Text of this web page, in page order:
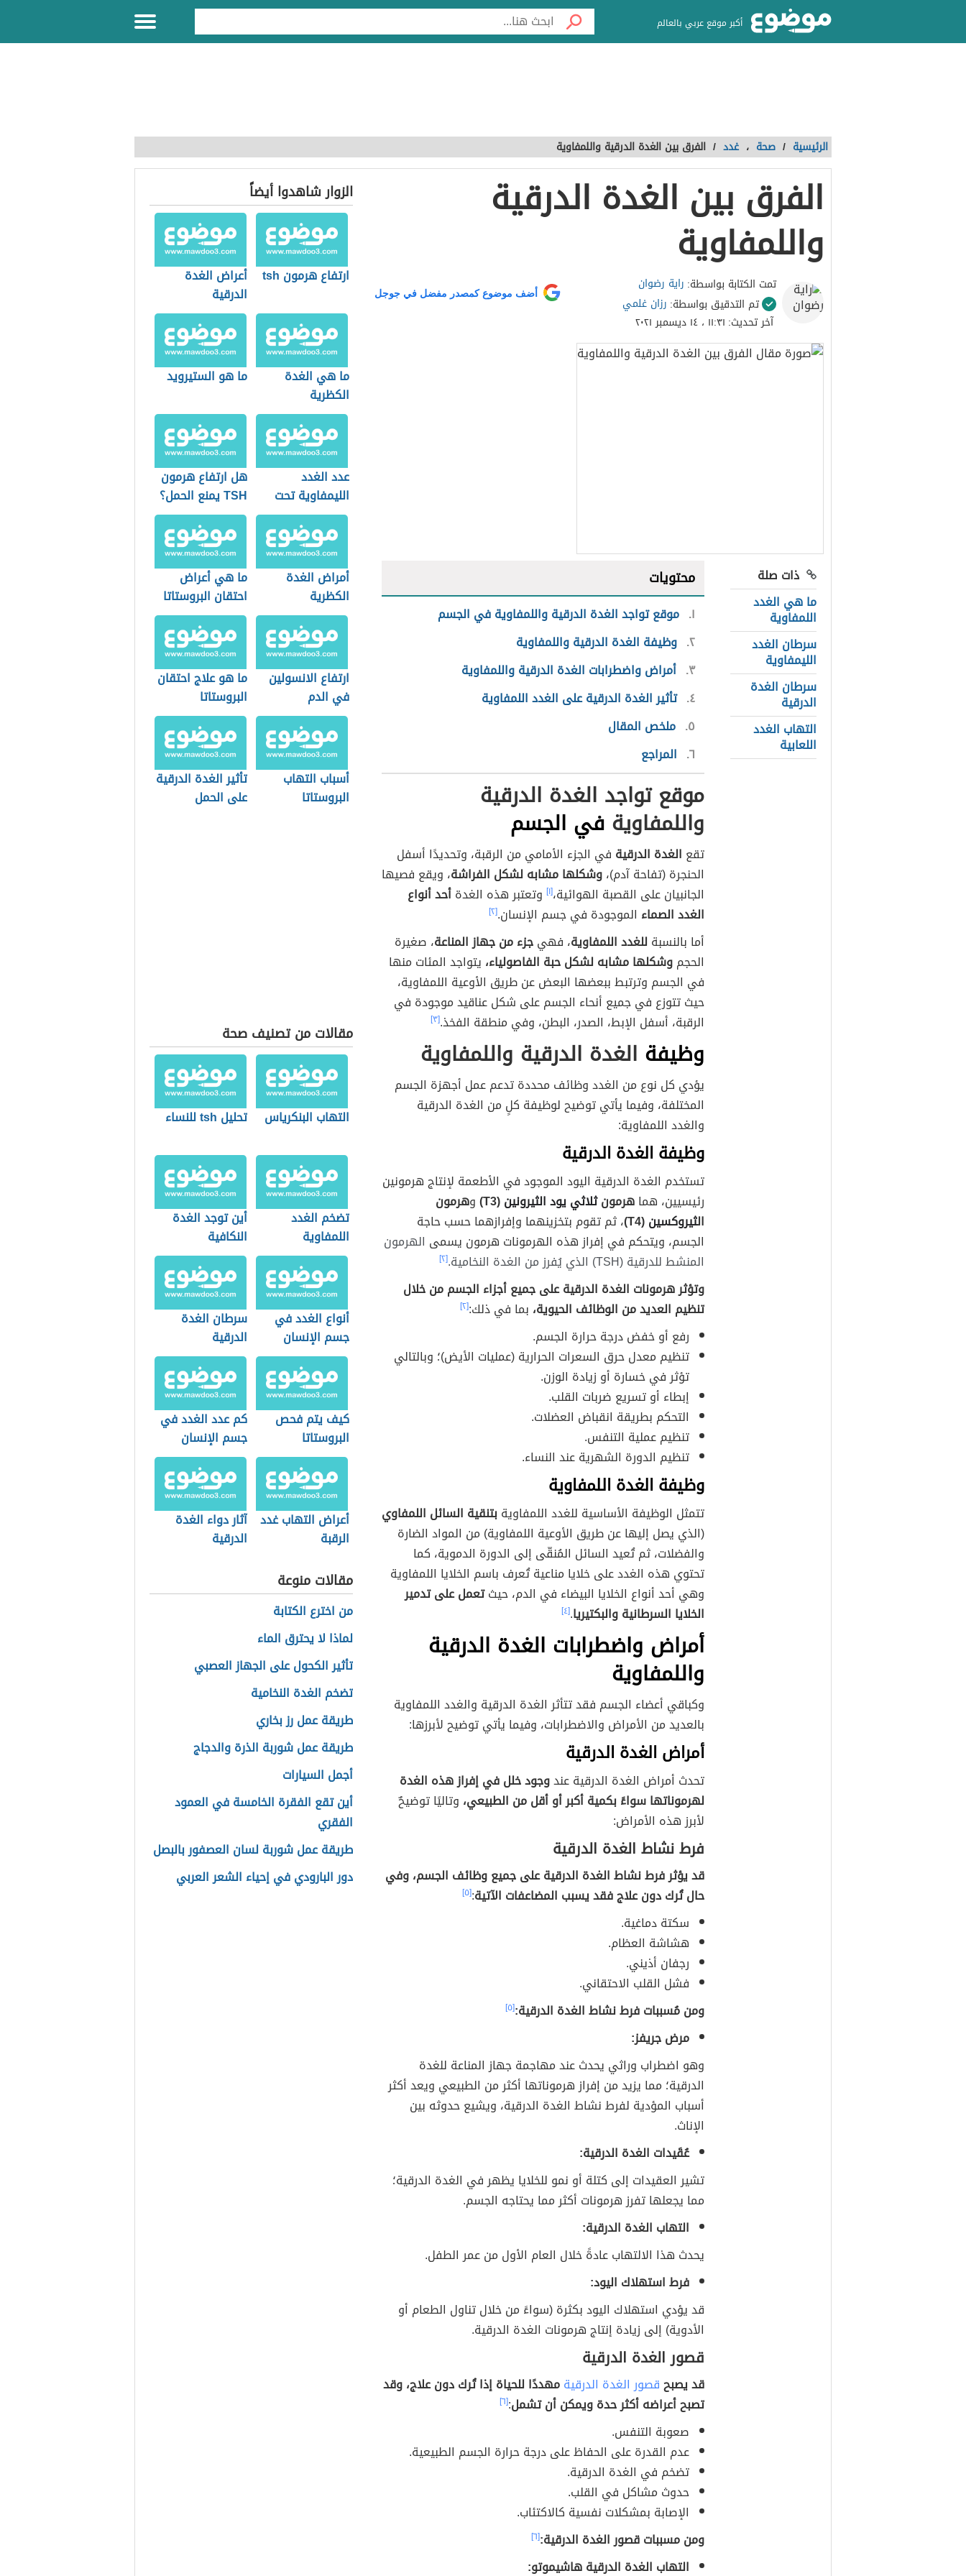
أكبر موقع عربي بالعالم
الرئيسية / صحة ، غدد / الفرق بين الغدة الدرقية واللمفاوية
الفرق بين الغدة الدرقية
واللمفاوية
تمت الكتابة بواسطة: راية رضوان
تم التدقيق بواسطة: رزان غلمي
آخر تحديث: ١١:٣١ ، ١٤ ديسمبر ٢٠٢١
أضف موضوع كمصدر مفضل في جوجل
ذات صلة
ما هي الغدد
اللمفاوية
سرطان الغدد
الليمفاوية
سرطان الغدة
الدرقية
التهاب الغدد
اللعابية
محتويات
١ موقع تواجد الغدة الدرقية واللمفاوية في الجسم
٢ وظيفة الغدة الدرقية واللمفاوية
٣ أمراض واضطرابات الغدة الدرقية واللمفاوية
٤ تأثير الغدة الدرقية على الغدد اللمفاوية
٥ ملخص المقال
٦ المراجع
موقع تواجد الغدة الدرقية
واللمفاوية في الجسم
تقع الغدة الدرقية في الجزء الأمامي من الرقبة، وتحديدًا أسفل
الحنجرة (تفاحة آدم)،وشكلها مشابه لشكل الفراشة، ويقع فصيها
الجانبيان على القصبة الهوائية،[١] وتعتبر هذه الغدةأحد أنواع
الغدد الصماء الموجودة في جسم الإنسان.[٢]
أما بالنسبة للغدد اللمفاوية، فهيجزء من جهاز المناعة، صغيرة
الحجموشكلها مشابه لشكل حبة الفاصولياء، يتواجد المئات منها
في الجسم وترتبط ببعضها البعض عن طريق الأوعية اللمفاوية،
حيث تتوزع في جميع أنحاء الجسم على شكل عناقيد موجودة في
الرقبة، أسفل الإبط، الصدر، البطن، وفي منطقة الفخذ.[٣]
وظيفة الغدة الدرقية واللمفاوية
يؤدي كل نوع من الغدد وظائف محددة تدعم عمل أجهزة الجسم
المختلفة، وفيما يأتي توضيح لوظيفة كلٍ من الغدة الدرقية
والغدد اللمفاوية:
وظيفة الغدة الدرقية
تستخدم الغدة الدرقية اليود الموجود في الأطعمة لإنتاج هرمونين
رئيسيين، هماهرمونثلاثي يود الثيرونين(T3) وهرمون
الثيروكسين(T4)
، ثم تقوم بتخزينهما وإفرازهما حسب حاجة
الجسم، ويتحكم في إفراز هذه الهرمونات هرمون يسمى الهرمون
المنشط للدرقية (TSH) الذي يُفرز من الغدة النخامية.
[٢]
وتؤثر هرمونات الغدة الدرقية على جميع أجزاء الجسم من خلال
تنظيم العديد من الوظائف الحيوية، بما في ذلك:[٢]
رفع أو خفض درجة حرارة الجسم.
تنظيم معدل حرق السعرات الحرارية (عمليات الأيض)؛ وبالتالي
تؤثر في خسارة أو زيادة الوزن.
إبطاء أو تسريع ضربات القلب.
التحكم بطريقة انقباض العضلات.
تنظيم عملية التنفس.
تنظيم الدورة الشهرية عند النساء.
وظيفة الغدة اللمفاوية
تتمثل الوظيفة الأساسية للغدد اللمفاويةبتنقية السائل اللمفاوي
(الذي يصل إليها عن طريق الأوعية اللمفاوية) من المواد الضارة
والفضلات، ثم تُعيد السائل المُنقّى إلى الدورة الدموية، كما
تحتوي هذه الغدد على خلايا مناعية تُعرف باسم الخلايا اللمفاوية
وهي أحد أنواع الخلايا البيضاء في الدم، حيثتعمل على تدمير
الخلايا السرطانية والبكتيريا.[٤]
أمراض واضطرابات الغدة الدرقية
واللمفاوية
وكباقي أعضاء الجسم فقد تتأثر الغدة الدرقية والغدد اللمفاوية
بالعديد من الأمراض والاضطرابات، وفيما يأتي توضيح لأبرزها:
أمراض الغدة الدرقية
تحدث أمراض الغدة الدرقية عندوجود خلل في إفراز هذه الغدة
لهرموناتها سواءً بكمية أكبر أو أقل من الطبيعي، وتاليًا توضيحٌ
لأبرز هذه الأمراض:
فرط نشاط الغدة الدرقية
قد يؤثر فرط نشاط الغدة الدرقية على جميع وظائف الجسم، وفي
حال تُرك دون علاج فقد يسبب المضاعفات الآتية:[٥]
سكتة دماغية.
هشاشة العظام.
رجفان أذيني.
فشل القلب الاحتقاني.
ومن مُسببات فرط نشاط الغدة الدرقية:[٥]
مرض جريفز:
وهو اضطراب وراثي يحدث عند مهاجمة جهاز المناعة للغدة
الدرقية؛ مما يزيد من إفراز هرموناتها أكثر من الطبيعي ويعد أكثر
أسباب المؤدية لفرط نشاط الغدة الدرقية، ويشيع حدوثه بين
الإناث.
عُقَيدات الغدة الدرقية:
تشير العقيدات إلى كتلة أو نمو للخلايا يظهر في الغدة الدرقية؛
مما يجعلها تفرز هرمونات أكثر مما يحتاجه الجسم.
التهاب الغدة الدرقية:
يحدث هذا الالتهاب عادةً خلال العام الأول من عمر الطفل.
فرط استهلاك اليود:
قد يؤدي استهلاك اليود بكثرة (سواءً من خلال تناول الطعام أو
الأدوية) إلى زيادة إنتاج هرمونات الغدة الدرقية.
قصور الغدة الدرقية
قد يصبحقصور الغدة الدرقيةمهددًا للحياة إذا تُرك دون علاج، وقد
تصبح أعراضه أكثر حدة ويمكن أن تشمل:[٦]
صعوبة التنفس.
عدم القدرة على الحفاظ على درجة حرارة الجسم الطبيعية.
تضخم في الغدة الدرقية.
حدوث مشاكل في القلب.
الإصابة بمشكلات نفسية كالاكتئاب.
ومن مسببات قصور الغدة الدرقية:[٦]
التهاب الغدة الدرقية هاشيموتو:
الزوار شاهدوا أيضاً
ارتفاع هرمون tsh
أعراض الغدة
الدرقية
ما هي الغدة
الكظرية
ما هو الستيرويد
عدد الغدد
الليمفاوية تحت
الإبط
هل ارتفاع هرمون
TSH يمنع الحمل؟
أمراض الغدة
الكظرية
ما هي أعراض
احتقان البروستاتا
ارتفاع الانسولين
في الدم
ما هو علاج احتقان
البروستاتا
أسباب التهاب
البروستاتا
تأثير الغدة الدرقية
على الحمل
مقالات من تصنيف صحة
التهاب البنكرياس تحليل tsh للنساء
تضخم الغدد
اللمفاوية
أين توجد الغدة
النكافية
أنواع الغدد في
جسم الإنسان
سرطان الغدة
الدرقية
كيف يتم فحص
البروستاتا
كم عدد الغدد في
جسم الإنسان
أعراض التهاب غدد
الرقبة
آثار دواء الغدة
الدرقية
مقالات منوعة
من اخترع الكتابة
لماذا لا يحترق الماء
تأثير الكحول على الجهاز العصبي
تضخم الغدة النخامية
طريقة عمل رز بخاري
طريقة عمل شوربة الذرة والدجاج
أجمل السيارات
أين تقع الفقرة الخامسة في العمود
الفقري
طريقة عمل شوربة لسان العصفور بالبصل
دور البارودي في إحياء الشعر العربي